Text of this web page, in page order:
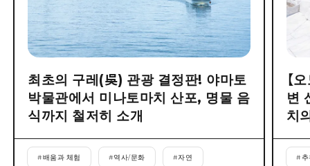
최초의 구레(吳) 관광 결정판! 야마토
박물관에서 미나토마치 산포, 명물 음
식까지 철저히 소개
#배움과 체험 #역사/문화 #자연
【
변
치
#